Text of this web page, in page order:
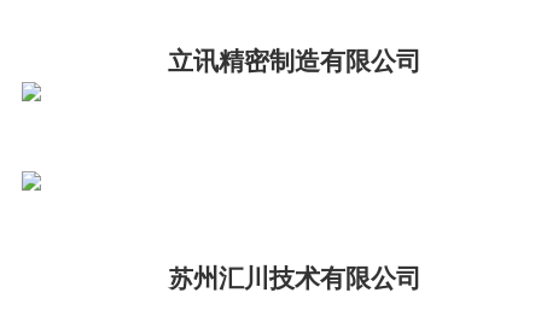
立讯精密制造有限公司
苏州汇川技术有限公司